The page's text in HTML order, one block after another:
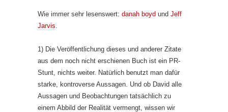
Wie immer sehr lesenswert: danah boyd und Jeff
Jarvis
1) Die Veröffentlichung dieses und anderer Zitate
aus dem noch nicht erschienen Buch ist ein PR-
Stunt, nichts weiter. Natürlich benutzt man dafür
starke, kontroverse Aussagen. Und ob David alle
Aussagen und Beobachtungen tatsächlich zu
einem Abbild der Realität vermengt, wissen wir